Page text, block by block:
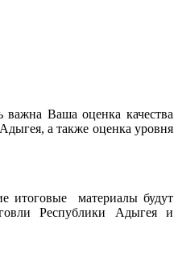
Ваша оценка качества
а также оценка уровня
материалы будут
Республики Адыгея и